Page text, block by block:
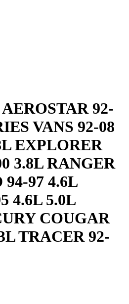
92-
VANS 92-08
EXPLORER
3.8L RANGER
97 4.6L
4.6L 5.0L
COUGAR
TRACER 92-